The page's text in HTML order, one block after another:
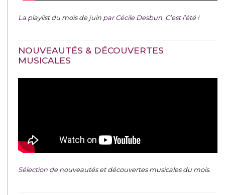
La playlist du mois de juin par Cécile Desbun. C’est l’été !
NOUVEAUTÉS & DÉCOUVERTES
MUSICALES
Sélection denouveautés et découvertes musicales du mois.